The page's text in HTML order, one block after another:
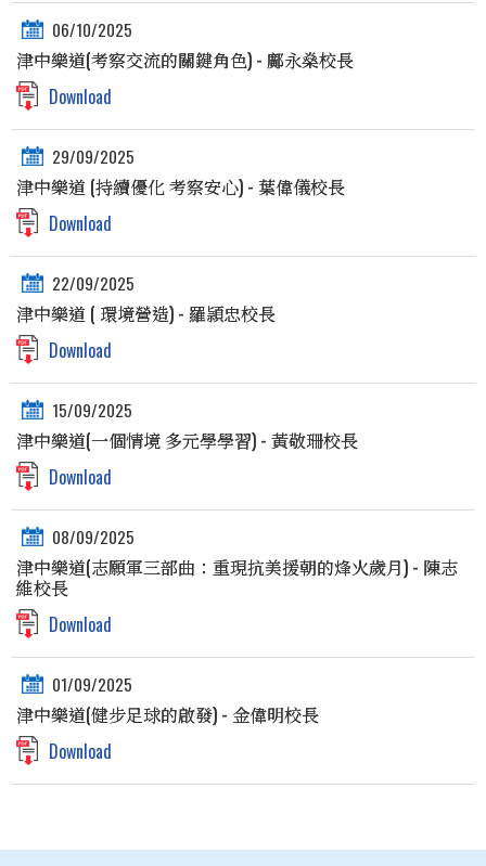
06/10/2025
津中樂道(考察交流的關鍵角色) - 鄺永燊校長
Download
29/09/2025
津中樂道 (持續優化 考察安心) - 葉偉儀校長
Download
22/09/2025
津中樂道 ( 環境營造) - 羅頴忠校長
Download
15/09/2025
津中樂道(一個情境 多元學學習) - 黃敬珊校長
Download
08/09/2025
津中樂道(志願軍三部曲：重現抗美援朝的烽火歲月) - 陳志
維校長
Download
01/09/2025
津中樂道(健步足球的啟發) - 金偉明校長
Download